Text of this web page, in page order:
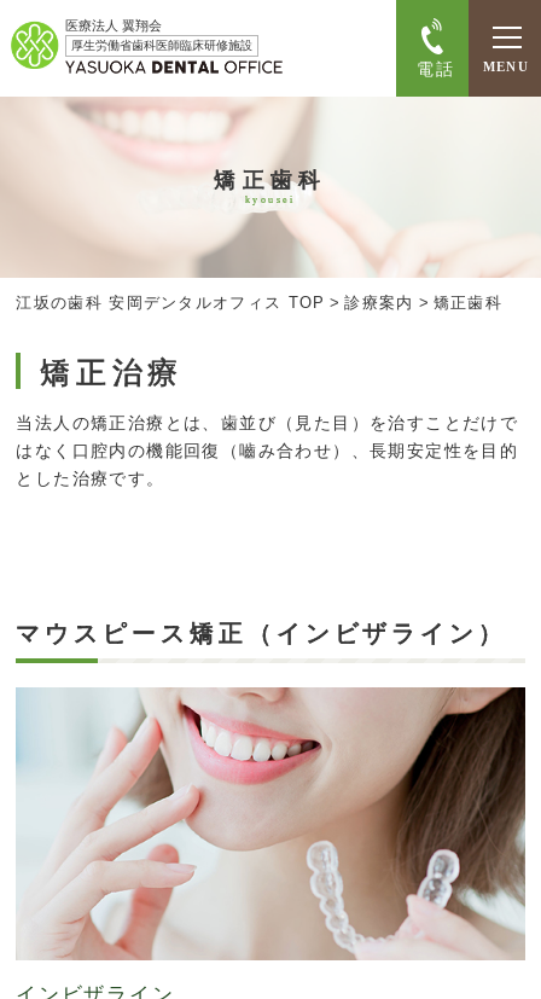
医療法人 翼翔会
厚生労働省歯科医師臨床研修施設
電話 MENU
矯正歯科
kyousei
江坂の歯科 安岡デンタルオフィス TOP >診療案内 > 矯正歯科
矯正治療
当法人の矯正治療とは、歯並び（見た目）を治すことだけで
はなく口腔内の機能回復（嚙み合わせ）、長期安定性を目的
とした治療です。
マウスピース矯正（インビザライン）
インビザライン